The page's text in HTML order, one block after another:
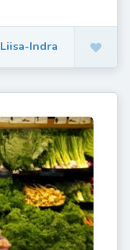
Liisa-Indra